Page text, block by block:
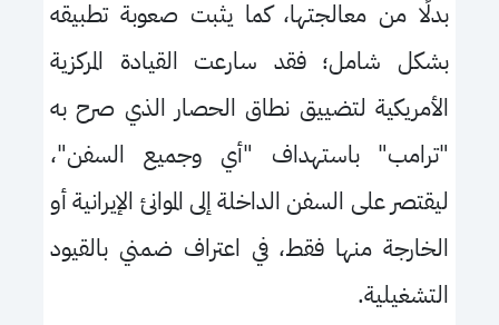
بدلًا من معالجتها، كما يثبت صعوبة تطبيقه
بشكل شامل؛ فقد سارعت القيادة المركزية
الأمريكية لتضييق نطاق الحصار الذي صرح به
"ترامب" باستهداف "أي وجميع السفن"،
ليقتصر على السفن الداخلة إلى الموانئ الإيرانية أو
الخارجة منها فقط، في اعتراف ضمني بالقيود
التشغيلية.